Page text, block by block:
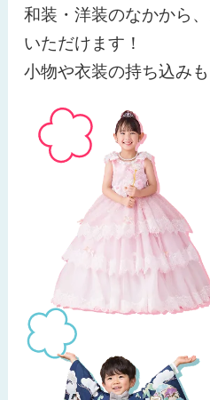
和装・洋装のなかから
いただけます！
小物や衣装の持ち込み